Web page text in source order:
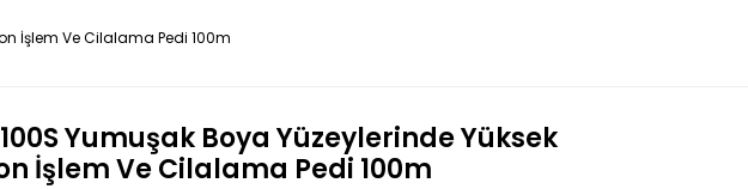
İşlem Ve Cilalama Pedi 100m
Yumuşak Boya Yüzeylerinde Yüksek
İşlem Ve Cilalama Pedi 100m